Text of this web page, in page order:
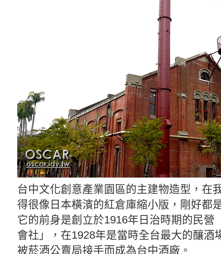
台中文化創意產業園區的主建物造型，在
得很像日本橫濱的紅倉庫縮小版，剛好都
它的前身是創立於1916年日治時期的民營
會社」，在1928年是當時全台最大的釀酒
被菸酒公賣局接手而成為台中酒廠。